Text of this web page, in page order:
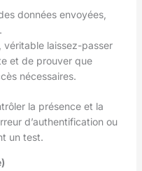
données envoyées,
, véritable laissez-passer
et de prouver que
nécessaires.
la présence et la
d’authentification ou
un test.